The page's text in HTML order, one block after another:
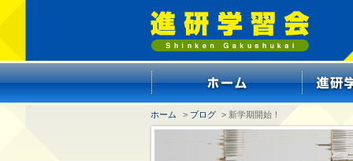
ホーム > ブログ > 新学期開始！